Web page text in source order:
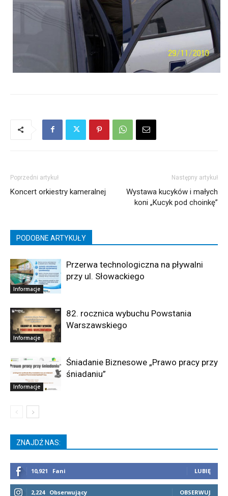
Poprzedni artykuł
Koncert orkiestry kameralnej
Następny artykuł
Wystawa kucyków i małych
koni „Kucyk pod choinkę”
PODOBNE ARTYKUŁY
Informacje
Przerwa technologiczna na pływalni
przy ul. Słowackiego
Informacje
82. rocznica wybuchu Powstania
Warszawskiego
Informacje
Śniadanie Biznesowe „Prawo pracy przy
śniadaniu”
ZNAJDŹ NAS:
10,921 Fani LUBIĘ
2,224 Obserwujący OBSERWUJ